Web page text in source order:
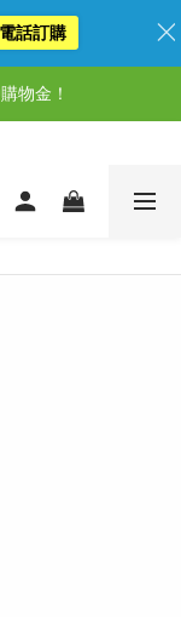
物金！
物金！
入會員
電話訂購